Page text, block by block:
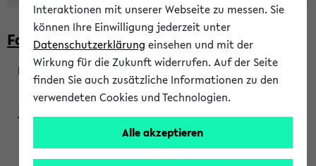
Faculty of Biology
200923
Wendisch, Peters-Wendisch, Stegelmann
Interaktionen mit unserer Webseite zu messen. Sie
können Ihre Einwilligung jederzeit unter
Datenschutzerklärung einsehen und mit der
Wirkung für die Zukunft widerrufen. Auf der Seite
finden Sie auch zusätzliche Informationen zu den
verwendeten Cookies und Technologien.
Alle akzeptieren